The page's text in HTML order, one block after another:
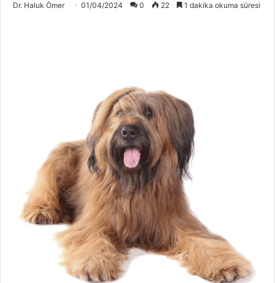
Dr. Haluk Ömer 01/04/2024 0 22 1 dakika okuma süresi